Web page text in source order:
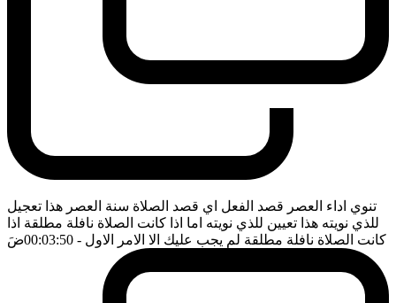
تنوي اداء العصر قصد الفعل اي قصد الصلاة سنة العصر هذا تعجيل
للذي نويته هذا تعيين للذي نويته اما اذا كانت الصلاة نافلة مطلقة اذا
كانت الصلاة نافلة مطلقة لم يجب عليك الا الامر الاول - 00:03:50 ضَ